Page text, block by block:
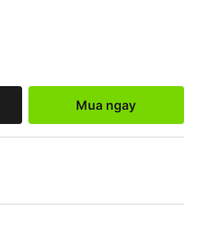
Mua ngay